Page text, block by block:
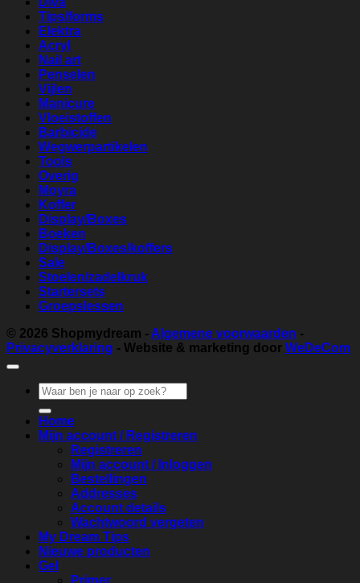
Tips/forms
Elektra
Acryl
Nail art
Penselen
Vijlen
Manicure
Vloeistoffen
Barbicide
Wegwerpartikelen
Tools
Overig
Moyra
Koffer
Display/Boxes
Boeken
Display/Boxes/koffers
Sale
Stoelen/zadelkruk
Startersets
Groepslessen
© 2026 Shopmydream - Algemene voorwaarden -
Privacyverklaring - Website & marketing door WeDeCom
Zoeken
naar:
Home
Mijn account / Registreren
Registreren
Mijn account / Inloggen
Bestellingen
Addresses
Account details
Wachtwoord vergeten
My Dream Tips
Nieuwe producten
Gel